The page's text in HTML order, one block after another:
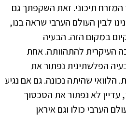
תיכוני. זאת השקפתך גם
לבין העולם הערבי שראה בנו,
במקום הזה. הבעיה
העיקרית להתהוותה. אחת
הפלשתינית נפתור את
שהיתה נכונה. גם אם נגיע
עדיין לא נפתור את הסכסוך
הערבי כולו וגם איראן